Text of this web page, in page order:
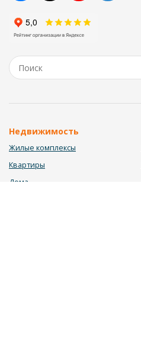
Недвижимость
Жилые комплексы
Квартиры
Дома